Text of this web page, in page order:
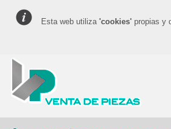
Esta web utiliza 'cookies' propias y